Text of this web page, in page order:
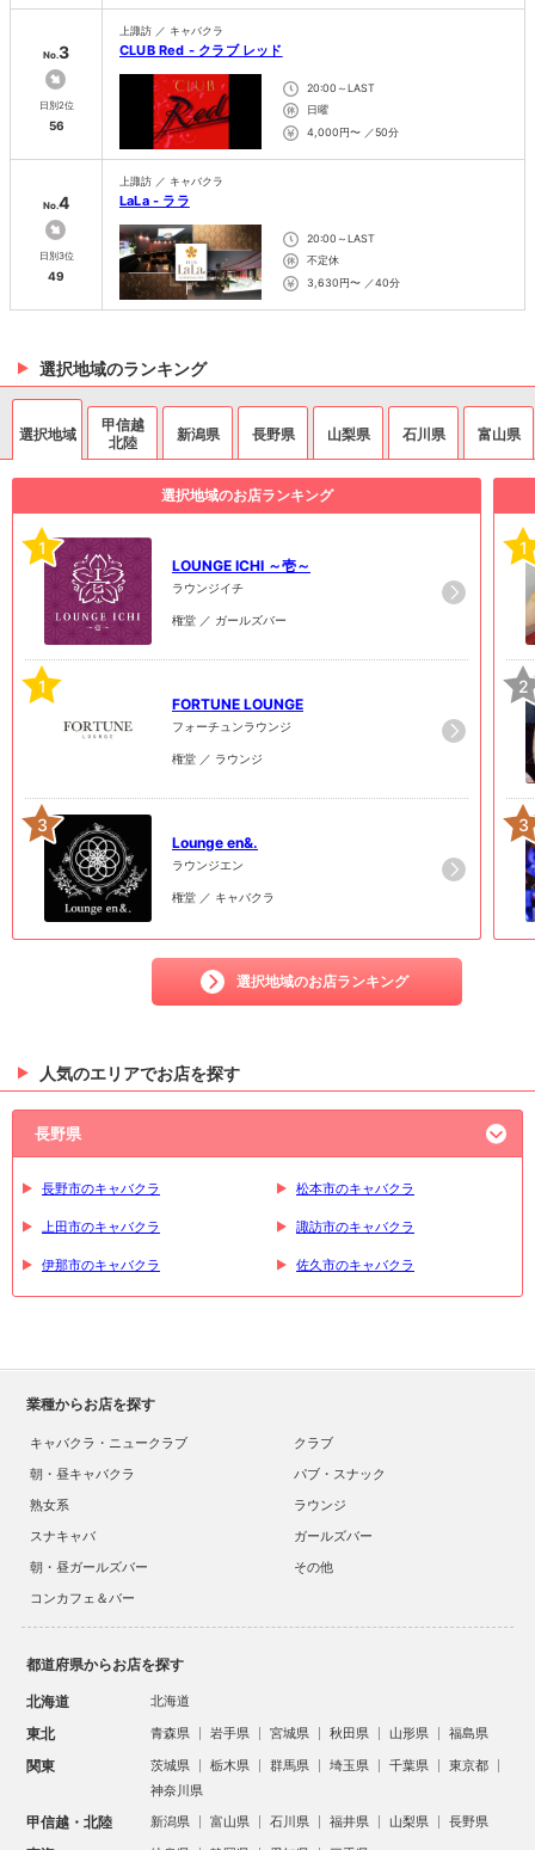
No.3
日別2位
56
上諏訪 ／ キャバクラ
CLUB Red - クラブ レッド
20:00～LAST
日曜
4,000円〜 ／50分
No.4
日別3位
49
上諏訪 ／ キャバクラ
LaLa - ララ
20:00～LAST
不定休
3,630円〜 ／40分
選択地域のランキング
選択地域
甲信越
北陸
新潟県 長野県 山梨県 石川県 富山県
選択地域のお店ランキング
1
LOUNGE ICHI ～壱～
ラウンジイチ
権堂 ／ ガールズバー
1
FORTUNE LOUNGE
フォーチュンラウンジ
権堂 ／ ラウンジ
3
Lounge en&.
ラウンジエン
権堂 ／ キャバクラ
選択地域のお店ランキング
1
2
3
人気のエリアでお店を探す
長野県
長野市のキャバクラ 松本市のキャバクラ
上田市のキャバクラ 諏訪市のキャバクラ
伊那市のキャバクラ 佐久市のキャバクラ
業種からお店を探す
キャバクラ・ニュークラブ
クラブ
朝・昼キャバクラ
パブ・スナック
熟女系
ラウンジ
スナキャバ
ガールズバー
朝・昼ガールズバー
その他
コンカフェ＆バー
都道府県からお店を探す
北海道 北海道
東北 青森県 岩手県 宮城県 秋田県 山形県 福島県
関東 茨城県 栃木県 群馬県 埼玉県 千葉県
東京都
神奈川県
甲信越・北陸 新潟県 富山県 石川県 福井県 山梨県 長野県